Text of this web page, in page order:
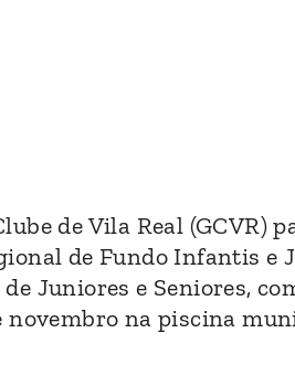
de Vila Real (GCVR)
de Fundo Infantis e
Juniores e Seniores,
novembro na piscina